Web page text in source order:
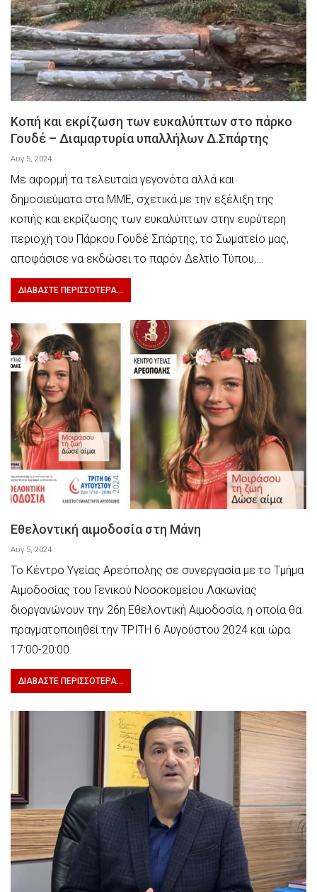
Κοπή και εκρίζωση των ευκαλύπτων στο πάρκο
Γουδέ – Διαμαρτυρία υπαλλήλων Δ.Σπάρτης
Αυγ 5, 2024
Με αφορμή τα τελευταία γεγονότα αλλά και
δημοσιεύματα στα ΜΜΕ, σχετικά με την εξέλιξη της
κοπής και εκρίζωσης των ευκαλύπτων στην ευρύτερη
περιοχή του Πάρκου Γουδέ Σπάρτης, το Σωματείο μας,
αποφάσισε να εκδώσει το παρόν Δελτίο Τύπου,…
ΔΙΑΒΆΣΤΕ ΠΕΡΙΣΣΌΤΕΡΑ...
Εθελοντική αιμοδοσία στη Μάνη
Αυγ 5, 2024
Το Κέντρο Υγείας Αρεόπολης σε συνεργασία με το Τμήμα
Αιμοδοσίας του Γενικού Νοσοκομείου Λακωνίας
διοργανώνουν την 26η Εθελοντική Αιμοδοσία, η οποία θα
πραγματοποιηθεί την ΤΡΙΤΗ 6 Αυγούστου 2024 και ώρα
17:00-20:00.
ΔΙΑΒΆΣΤΕ ΠΕΡΙΣΣΌΤΕΡΑ...